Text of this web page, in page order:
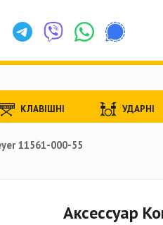
11561-000-55
Аксессуар
КЛАВІШНІ УДАРНІ